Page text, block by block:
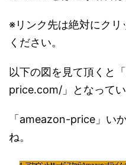
※リンク先は絶対にクリ
ください。
以下の図を見て頂くと
price.com/」となってい
「ameazon-price」い
ね。